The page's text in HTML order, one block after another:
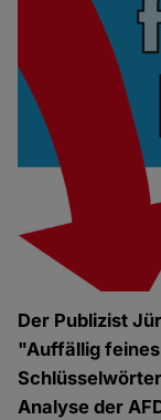
Der Publizist
"Auffällig
Analyse der